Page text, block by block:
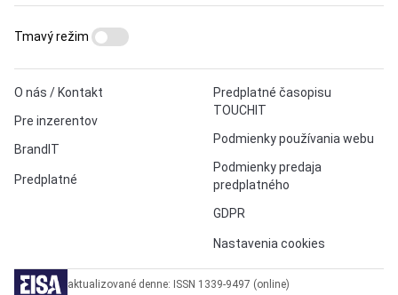
O nás / Kontakt
Pre inzerentov
BrandIT
Predplatné
Predplatné časopisu
TOUCHIT
Podmienky používania webu
Podmienky predaja
predplatného
GDPR
Nastavenia cookies
Tmavý režim
aktualizované denne: ISSN 1339-9497 (online)